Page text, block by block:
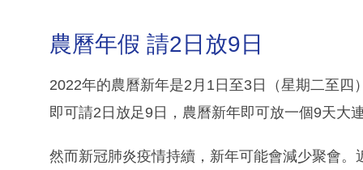
農曆年假 請2日放9日
2022年的農曆新年是2月1日至3日（星期二至
即可請2日放足9日，農曆新年即可放一個9天大
然而新冠肺炎疫情持續，新年可能會減少聚會